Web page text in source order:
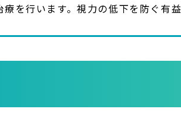
を行います。視力の低下を防ぐ有